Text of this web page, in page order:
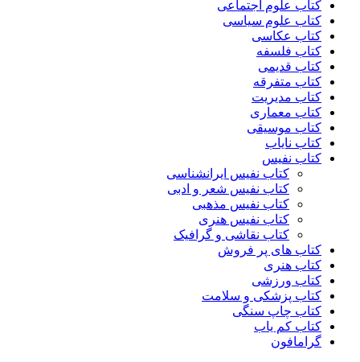
کتاب علوم اجتماعی
کتاب علوم سیاسی
کتاب عکاسی
کتاب فلسفه
کتاب قدیمی
کتاب متفرقه
کتاب مدیریت
کتاب معماری
کتاب موسیقی
کتاب نایاب
کتاب نفیس
کتاب نفیس ایرانشناسی
کتاب نفیس شعر و ادبی
کتاب نفیس مذهبی
کتاب نفیس هنری
کتاب نقاشی و گرافیک
کتاب های پر فروش
کتاب هنری
کتاب ورزشی
کتاب پزشکی و سلامت
کتاب چاپ سنگی
کتاب کم یاب
گرامافون